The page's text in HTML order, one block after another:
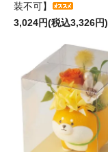
装不可】
3,024円(税込3,326円)